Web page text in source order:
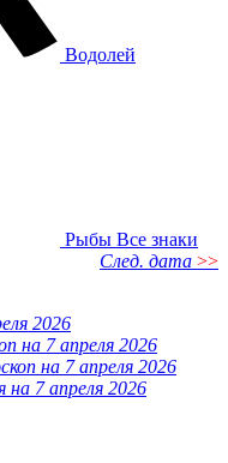
Водолей
Рыбы Все знаки
След. дата >>
2026
на 7 апреля 2026
на 7 апреля 2026
на 7 апреля 2026